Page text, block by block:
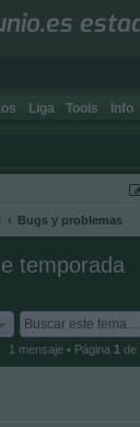
Liga Tools Info
Bugs y problemas
temporada
1 mensaje • Página 1 de